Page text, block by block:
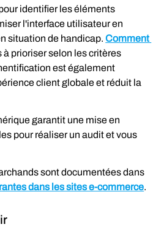
identifier les éléments
l'interface utilisateur en
situation de handicap. Comment
prioriser selon les critères
est également
client globale et réduit la
garantit une mise en
pour réaliser un audit et vous
sont documentées dans
dans les sites e-commerce.